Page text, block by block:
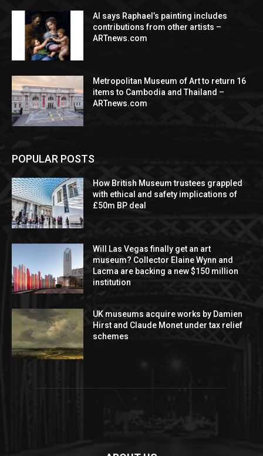
AI says Raphael’s painting includes
contributions from other artists –
ARTnews.com
Metropolitan Museum of Art to return 16
items to Cambodia and Thailand –
ARTnews.com
POPULAR POSTS
How British Museum trustees grappled
with ethical and safety implications of
£50m BP deal
Will Las Vegas finally get an art
museum? Collector Elaine Wynn and
Lacma are backing a new $150 million
institution
UK museums acquire works by Damien
Hirst and Claude Monet under tax relief
schemes